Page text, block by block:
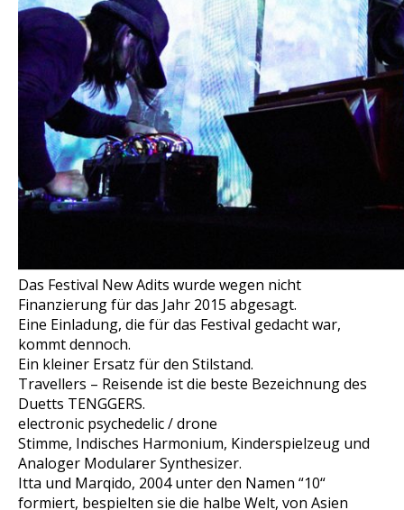
Das Festival New Adits wurde wegen nicht
Finanzierung für das Jahr 2015 abgesagt.
Eine Einladung, die für das Festival gedacht war,
kommt dennoch.
Ein kleiner Ersatz für den Stilstand.
Travellers – Reisende ist die beste Bezeichnung des
Duetts TENGGERS.
electronic psychedelic / drone
Stimme, Indisches Harmonium, Kinderspielzeug und
Analoger Modularer Synthesizer.
Itta und Marqido, 2004 unter den Namen “10“
formiert, bespielten sie die halbe Welt, von Asien